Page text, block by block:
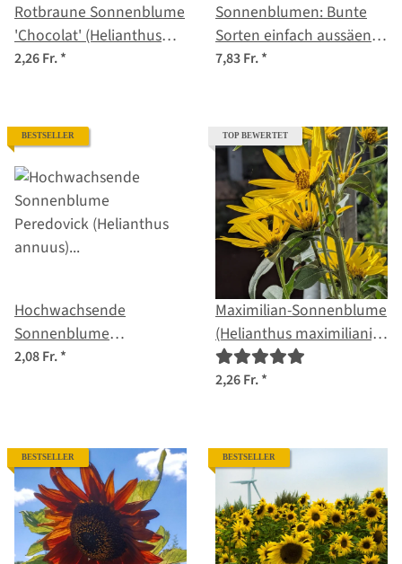
Rotbraune Sonnenblume
'Chocolat' (Helianthus
annuus) Samen
2,26 Fr.*
Sonnenblumen: Bunte
Sorten einfach aussäen -
Samenset Nr.1
7,83 Fr.*
BESTSELLER
Hochwachsende
Sonnenblume
'Peredovick' (Helianthus
2,08 Fr.*
TOP BEWERTET
Maximilian-Sonnenblume
(Helianthus maximiliani)
Samen
2,26 Fr.*
BESTSELLER BESTSELLER